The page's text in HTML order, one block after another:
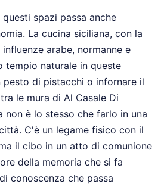
spazi passa anche
La cucina siciliana, con la
arabe, normanne e
tempio naturale in queste
pesto di pistacchi o infornare il
le mura di Al Casale Di
non è lo stesso che farlo in una
C'è un legame fisico con il
il cibo in un atto di comunione
della memoria che si fa
conoscenza che passa